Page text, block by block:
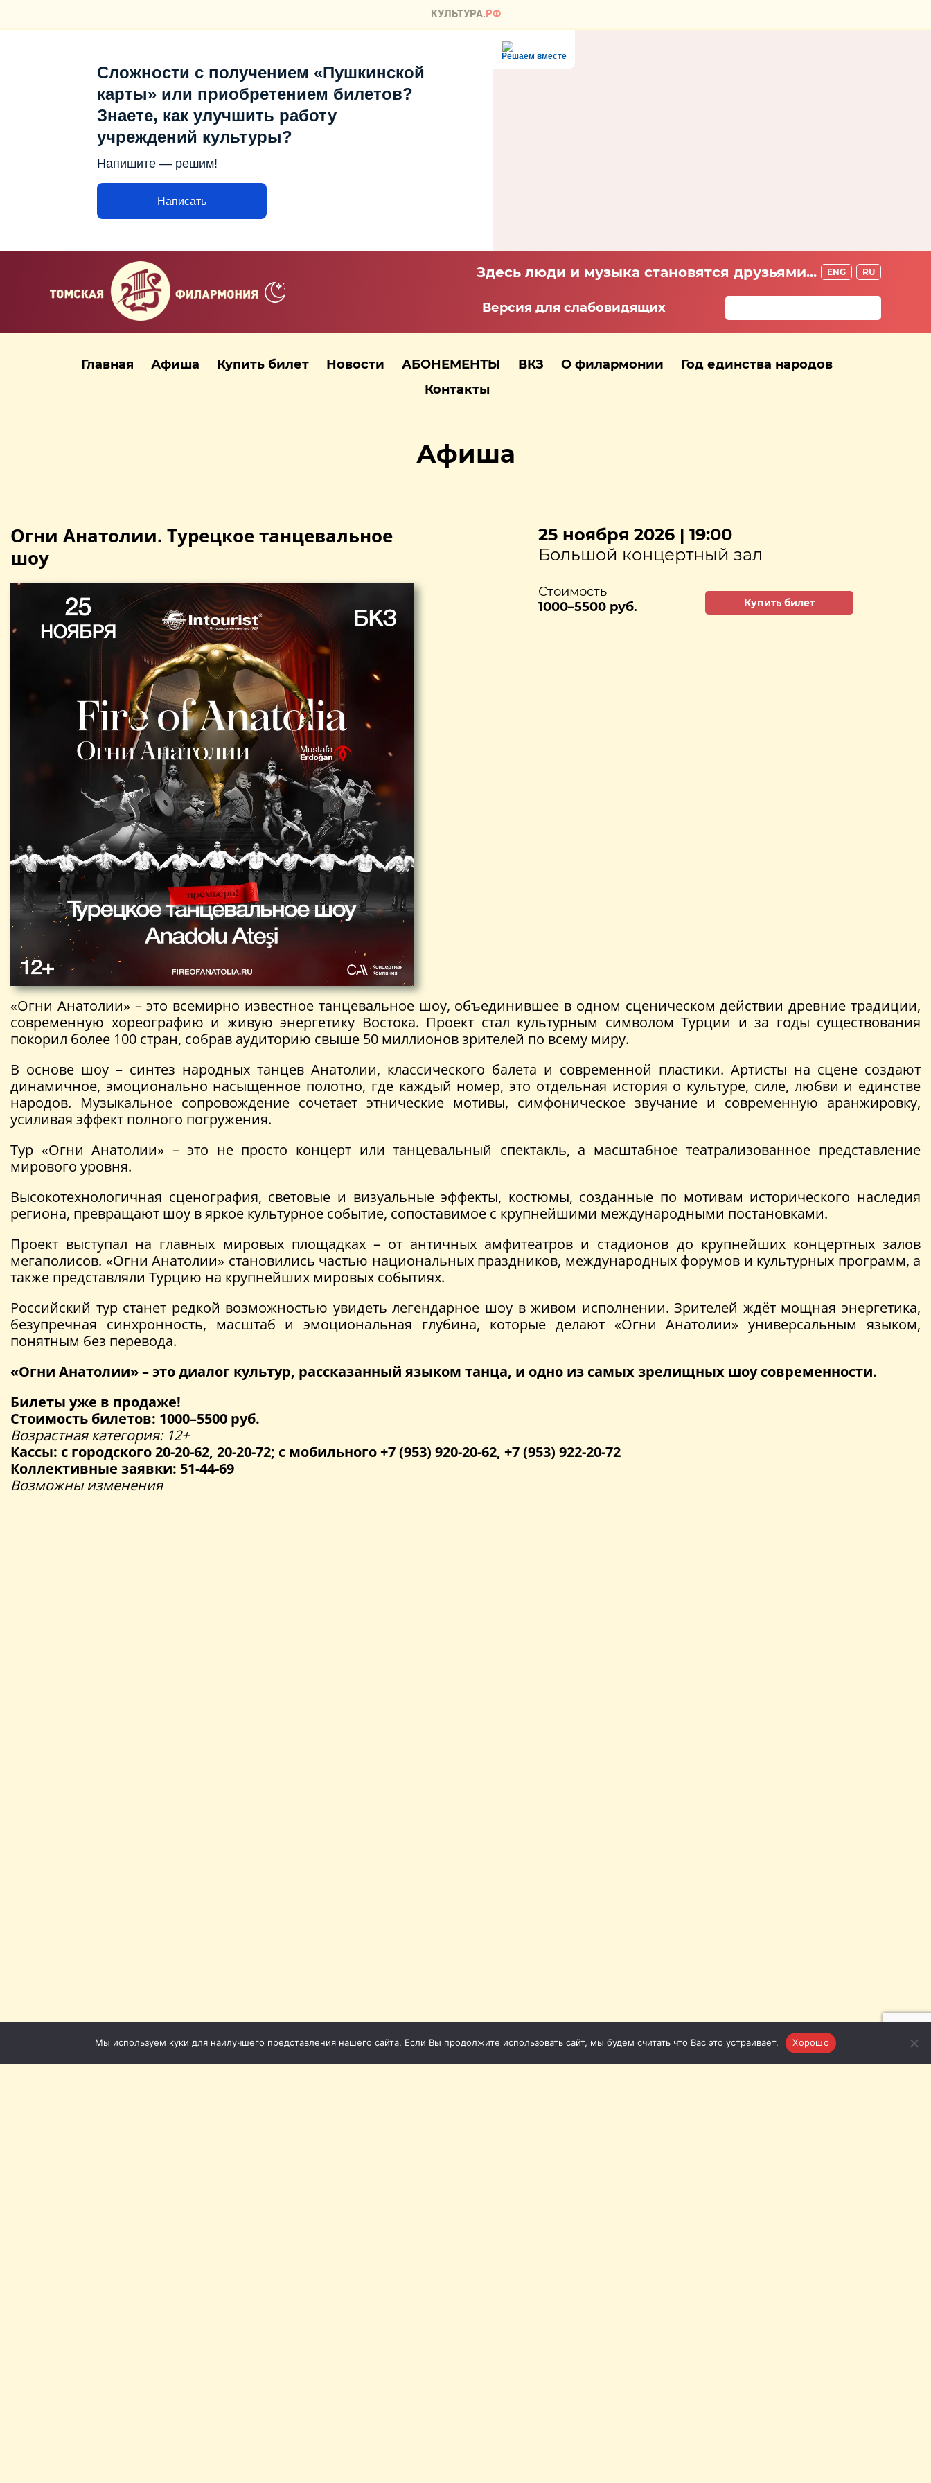
Решаем вместе
Сложности с получением «Пушкинской
карты» или приобретением билетов?
Знаете, как улучшить работу
учреждений культуры?
Напишите — решим!
Написать
Здесь люди и музыка становятся друзьями... ENG RU
Версия для слабовидящих
Главная Афиша Купить билет Новости АБОНЕМЕНТЫ ВКЗ О филармонии
Год единства народов
Контакты
Афиша
Огни Анатолии. Турецкое танцевальное
шоу
25 ноября 2026 | 19:00
Большой концертный зал
Стоимость
1000–5500 руб.
Купить билет
«Огни Анатолии» – это всемирно известное танцевальное шоу, объединившее в одном сценическом действии древние традиции,
современную хореографию и живую энергетику Востока. Проект стал культурным символом Турции и за годы существования
покорил более 100 стран, собрав аудиторию свыше 50 миллионов зрителей по всему миру.
В основе шоу – синтез народных танцев Анатолии, классического балета и современной пластики. Артисты на сцене создают
динамичное, эмоционально насыщенное полотно, где каждый номер, это отдельная история о культуре, силе, любви и единстве
народов. Музыкальное сопровождение сочетает этнические мотивы, симфоническое звучание и современную аранжировку,
усиливая эффект полного погружения.
Тур «Огни Анатолии» – это не просто концерт или танцевальный спектакль, а масштабное театрализованное представление
мирового уровня.
Высокотехнологичная сценография, световые и визуальные эффекты, костюмы, созданные по мотивам исторического наследия
региона, превращают шоу в яркое культурное событие, сопоставимое с крупнейшими международными постановками.
Проект выступал на главных мировых площадках – от античных амфитеатров и стадионов до крупнейших концертных залов
мегаполисов. «Огни Анатолии» становились частью национальных праздников, международных форумов и культурных программ, а
также представляли Турцию на крупнейших мировых событиях.
Российский тур станет редкой возможностью увидеть легендарное шоу в живом исполнении. Зрителей ждёт мощная энергетика,
безупречная синхронность, масштаб и эмоциональная глубина, которые делают «Огни Анатолии» универсальным языком,
понятным без перевода.
«Огни Анатолии» – это диалог культур, рассказанный языком танца, и одно из самых зрелищных шоу современности.
Билеты уже в продаже!
Стоимость билетов: 1000–5500 руб.
Возрастная категория: 12+
Кассы: с городского 20-20-62, 20-20-72; с мобильного +7 (953) 920-20-62, +7 (953) 922-20-72
Коллективные заявки: 51-44-69
Возможны изменения
Мы используем куки для наилучшего представления нашего сайта. Если Вы продолжите использовать сайт, мы будем считать что Вас это устраивает. Хорошо